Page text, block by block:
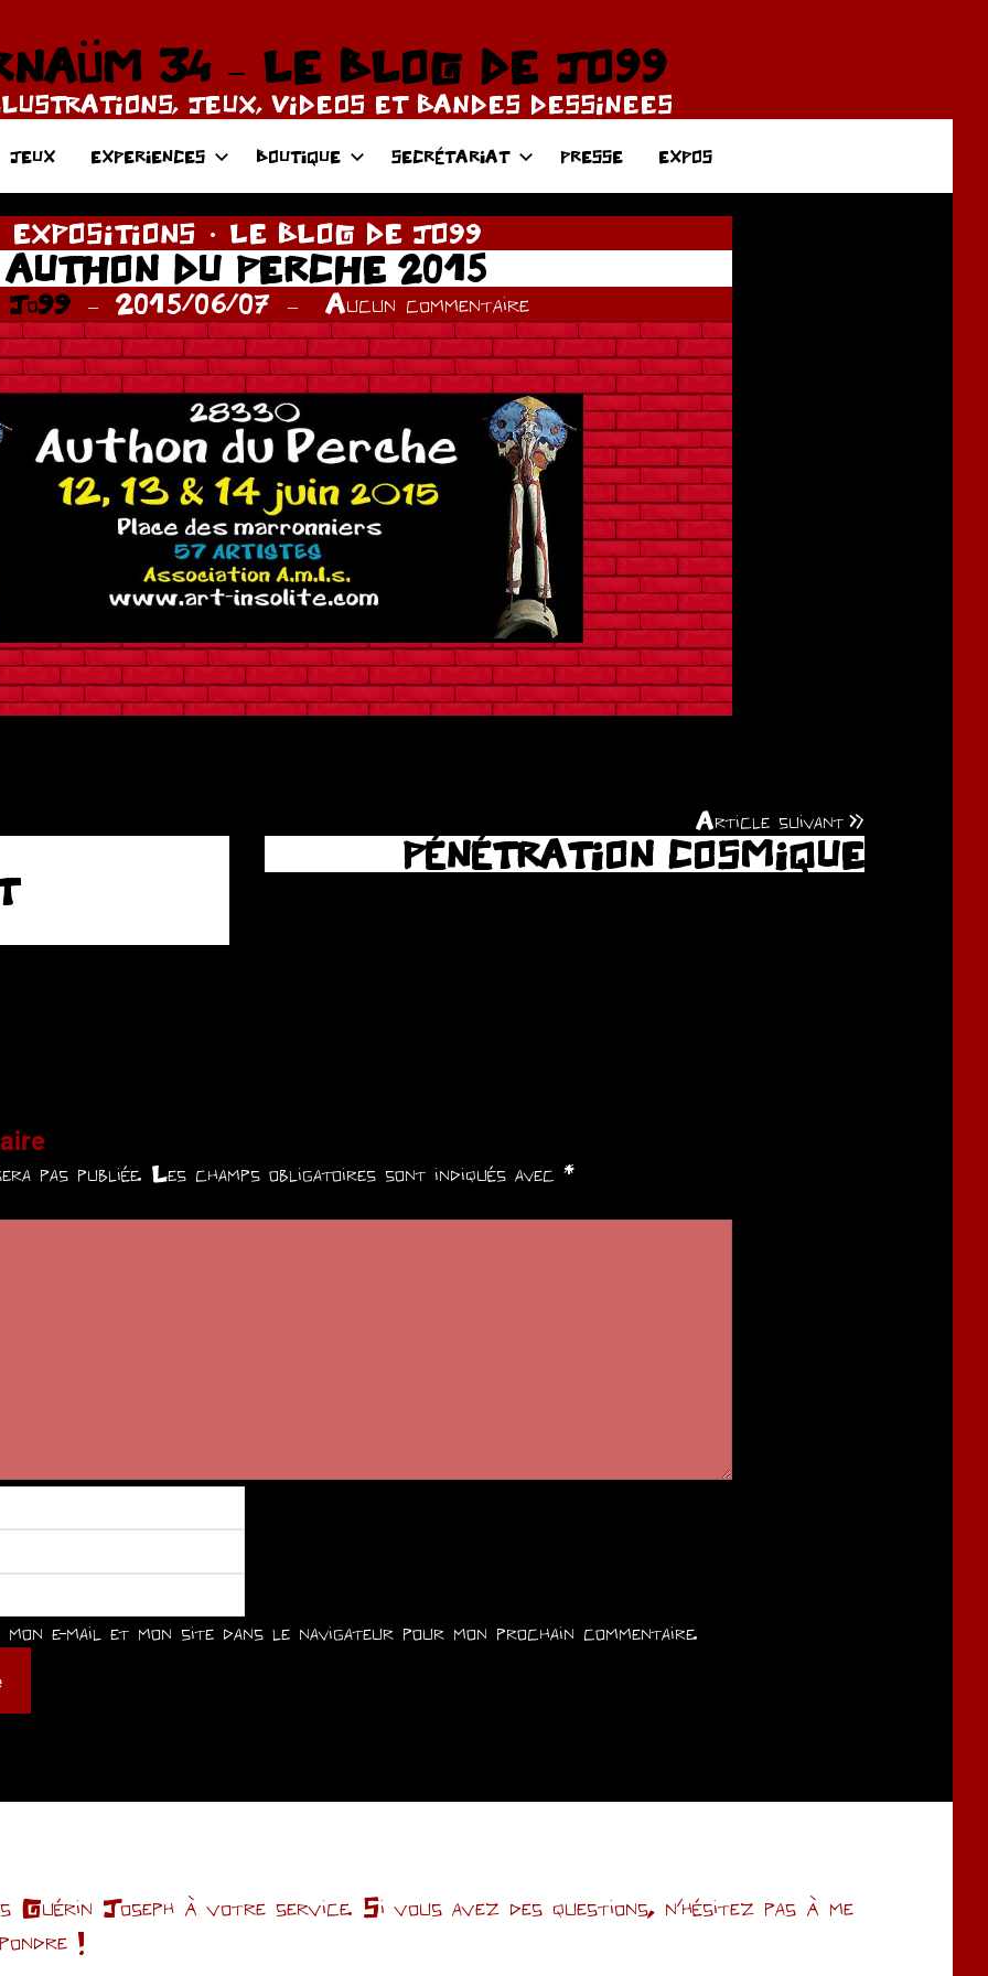
34 – LE BLOG DE JO99
JEUX, VIDEOS ET BANDES DESSINEES
JEUX EXPERIENCES BOUTIQUE SECRÉTARIAT PRESSE EXPOS
EXPOSITIONS LE BLOG DE JO99
AUTHON DU PERCHE 2015
Jo99 2015/06/07 Aucun commentaire
Article suivant
PÉNÉTRATION COSMIQUE
pas publiée. Les champs obligatoires sont indiqués avec *
e-mail et mon site dans le navigateur pour mon prochain commentaire.
Joseph à votre service. Si vous avez des questions, n’hésitez pas à me
!